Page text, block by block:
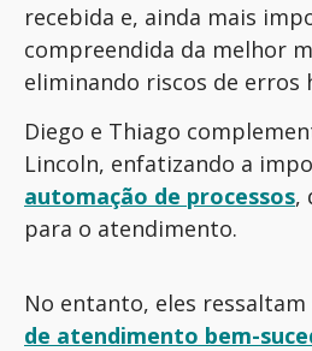
recebida e, ainda mais
compreendida da melhor
eliminando riscos de erros
Diego e Thiago
Lincoln, enfatizando a
automação de processos,
para o atendimento.
No entanto, eles ressaltam
de atendimento bem-